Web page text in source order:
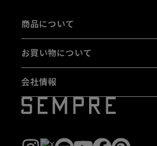
商品について
お買い物について
会社情報